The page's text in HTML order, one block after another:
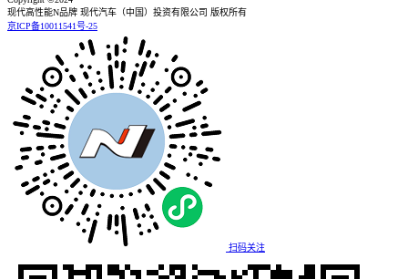
现代高性能N品牌 现代汽车（中国）投资有限公司 版权所有
京ICP备10011541号-25
扫码关注